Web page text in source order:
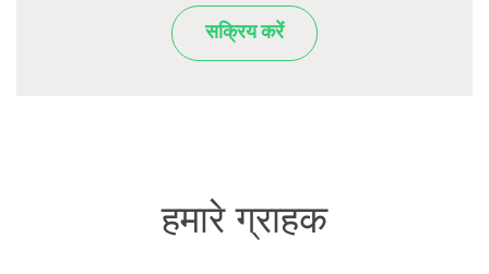
सक्रिय करें
हमारे ग्राहक